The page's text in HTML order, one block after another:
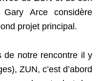
Arce considère
projet principal.
de notre rencontre il y
ZUN, c’est d’abord